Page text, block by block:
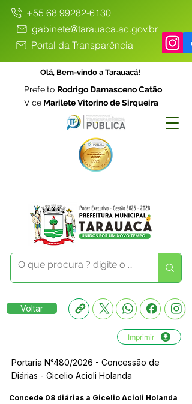
+55 68 99282-6130
gabinete@tarauaca.ac.gov.br
Portal da Transparência
Olá, Bem-vindo a Tarauacá!
Prefeito Rodrigo Damasceno Catão
Vice Marilete Vitorino de Sirqueira
Voltar
Imprimir
Portaria N°480/2026 - Concessão de
Diárias - Gicelio Acioli Holanda
Concede 08 diárias a Gicelio Acioli Holanda